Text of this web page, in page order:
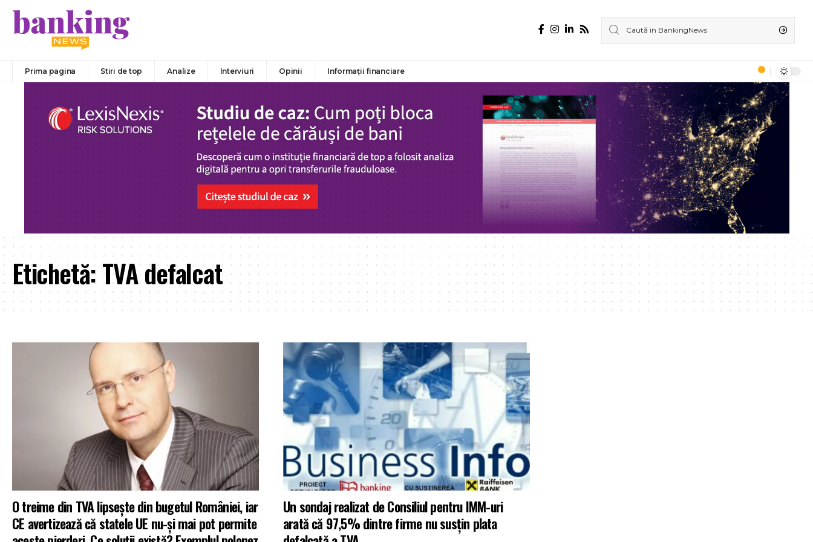
Prima pagina Stiri de top Analize Interviuri Opinii Informații financiare
Etichetă:TVA defalcat
O treime din TVA lipsește din bugetul României, iar
CE avertizează că statele UE nu-și mai pot permite
Un sondaj realizat de Consiliul pentru IMM-uri
arată că 97,5% dintre firme nu susțin plata